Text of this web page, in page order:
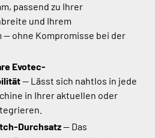
passend zu Ihrer
und Ihrem
ohne Kompromisse bei der
Evotec-
— Lässt sich nahtlos in jede
in Ihrer aktuellen oder
Durchsatz— Das